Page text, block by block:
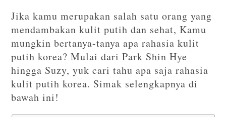
Jika kamu merupakan salah satu orang yang
mendambakan kulit putih dan sehat, Kamu
mungkin bertanya-tanya apa rahasia kulit
putih korea? Mulai dari Park Shin Hye
hingga Suzy, yuk cari tahu apa saja rahasia
kulit putih korea. Simak selengkapnya di
bawah ini!